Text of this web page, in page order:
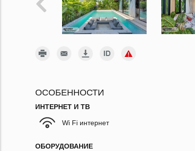
ОСОБЕННОСТИ
ИНТЕРНЕТ И ТВ
Wi Fi интернет
ОБОРУДОВАНИЕ